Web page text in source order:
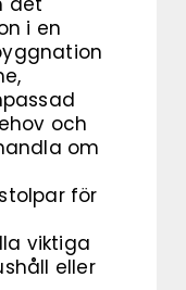
i en
och
om
för
viktiga
eller